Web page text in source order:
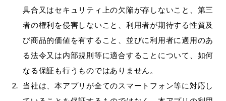
具合又はセキュリティ上の欠陥が存しないこと、第三
者の権利を侵害しないこと、利用者が期待する性質及
び商品的価値を有すること、並びに利用者に適用のあ
る法令又は内部規則等に適合することについて、如何
なる保証も行うものではありません。
当社は、本アプリが全てのスマートフォン等に対応し